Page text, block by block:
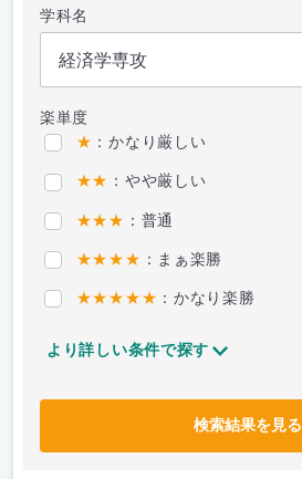
学科名
楽単度
★ ：かなり厳しい
★★ ：やや厳しい
★★★ ：普通
★★★★ ：まぁ楽勝
★★★★★ ：かなり楽勝
より詳しい条件で探す
検索結果を見る